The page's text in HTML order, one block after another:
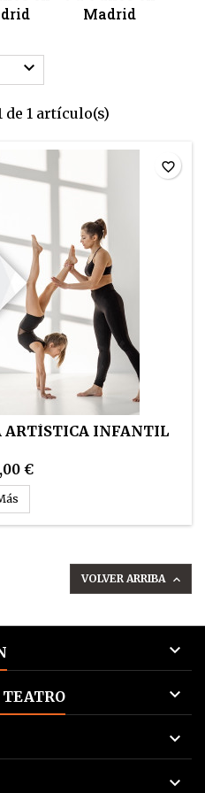
Madrid

de 1 artículo(s)
ARTÍSTICA INFANTIL
€
favorite_border
VOLVER ARRIBA 



